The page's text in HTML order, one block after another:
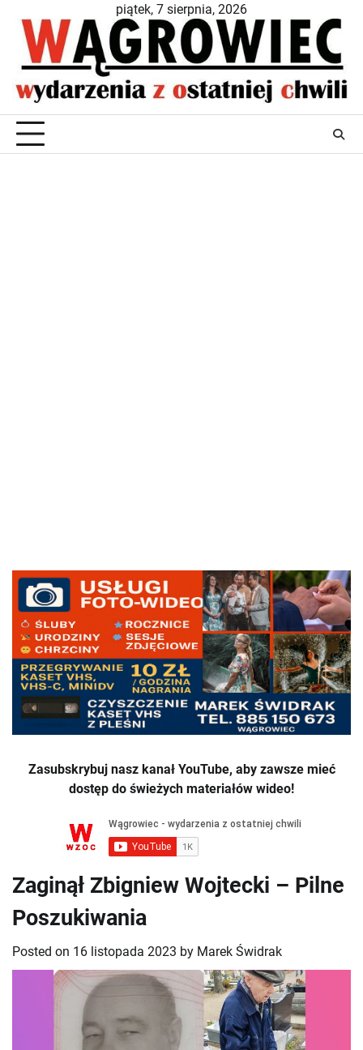
content
piątek, 7 sierpnia, 2026
Zasubskrybuj nasz kanał YouTube, aby zawsze mieć
dostęp do świeżych materiałów wideo!
Zaginął Zbigniew Wojtecki – Pilne
Poszukiwania
Posted on 16 listopada 2023 by Marek Świdrak